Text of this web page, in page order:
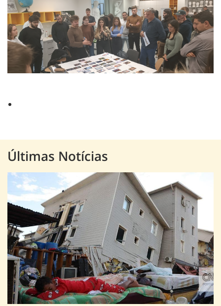
Últimas Notícias